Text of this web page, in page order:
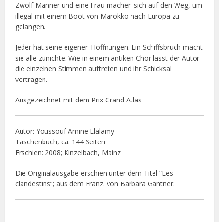
Zwölf Männer und eine Frau machen sich auf den Weg, um
illegal mit einem Boot von Marokko nach Europa zu
gelangen.
Jeder hat seine eigenen Hoffnungen. Ein Schiffsbruch macht
sie alle zunichte. Wie in einem antiken Chor lässt der Autor
die einzelnen Stimmen auftreten und ihr Schicksal
vortragen.
Ausgezeichnet mit dem Prix Grand Atlas
Autor: Youssouf Amine Elalamy
Taschenbuch, ca. 144 Seiten
Erschien: 2008; Kinzelbach, Mainz
Die Originalausgabe erschien unter dem Titel “Les
clandestins”; aus dem Franz. von Barbara Gantner.